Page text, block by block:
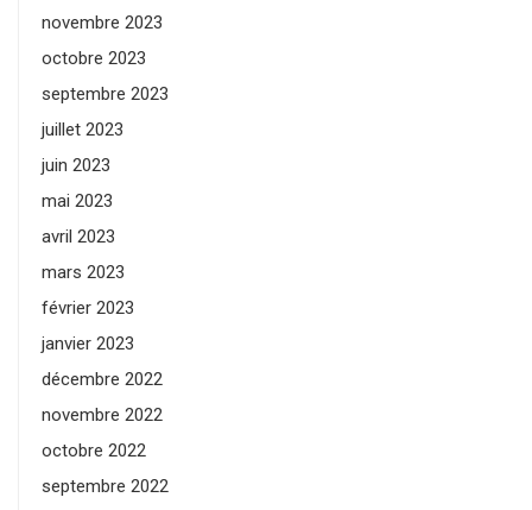
novembre 2023
octobre 2023
septembre 2023
juillet 2023
juin 2023
mai 2023
avril 2023
mars 2023
février 2023
janvier 2023
décembre 2022
novembre 2022
octobre 2022
septembre 2022